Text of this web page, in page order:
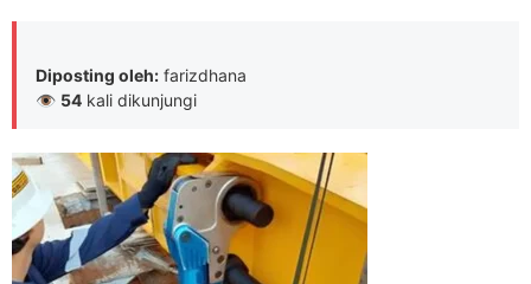
Diposting oleh: farizdhana
👁 54 kali dikunjungi